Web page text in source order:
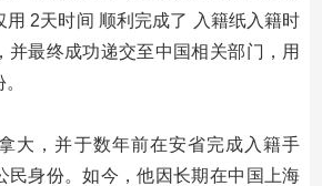
用 2天时间 顺利完成了 入籍纸入籍时
并最终成功递交至中国相关部门，用
大，并于数年前在安省完成入籍手
民身份。如今，他因长期在中国上海